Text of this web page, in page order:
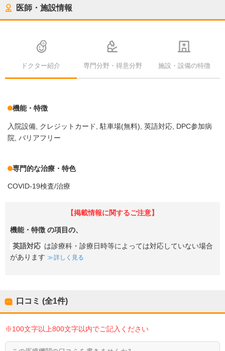
医師・施設情報
ドクター紹介 専門分野・得意分野 施設・設備の特徴
機能・特徴
入院設備 クレジットカード 駐車場(無料) 英語対応 DPC参加病
院 バリアフリー
専門的な治療・特色
COVID-19検査/治療
【掲載情報に関するご注意】
機能・特徴 の項目の、
英語対応 は診療科・診療日時等によっては対応していない場合
があります
詳しく見る
口コミ (全1件)
※100文字以上800文字以内でご記入ください